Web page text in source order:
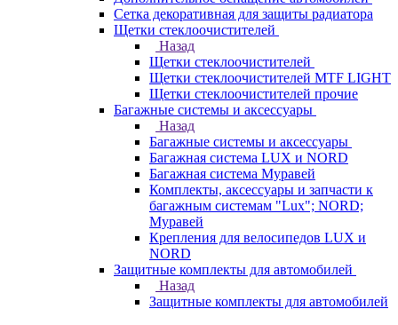
Сетка декоративная для защиты радиатора
Щетки стеклоочистителей
Назад
Щетки стеклоочистителей
Щетки стеклоочистителей MTF LIGHT
Щетки стеклоочистителей прочие
Багажные системы и аксессуары
Назад
Багажные системы и аксессуары
Багажная система LUX и NORD
Багажная система Муравей
Комплекты, аксессуары и запчасти к
багажным системам "Lux"; NORD;
Муравей
Крепления для велосипедов LUX и
NORD
Защитные комплекты для автомобилей
Назад
Защитные комплекты для автомобилей